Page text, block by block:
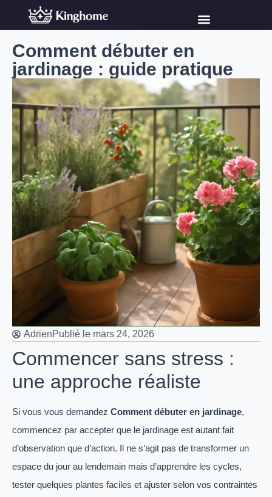
Comment débuter en
jardinage : guide pratique
AdrienPublié le mars 24, 2026
Commencer sans stress :
une approche réaliste
Si vous vous demandez Comment débuter en jardinage,
commencez par accepter que le jardinage est autant fait
d’observation que d’action. Il ne s’agit pas de transformer un
espace du jour au lendemain mais d’apprendre les cycles,
tester quelques plantes faciles et ajuster selon vos contraintes